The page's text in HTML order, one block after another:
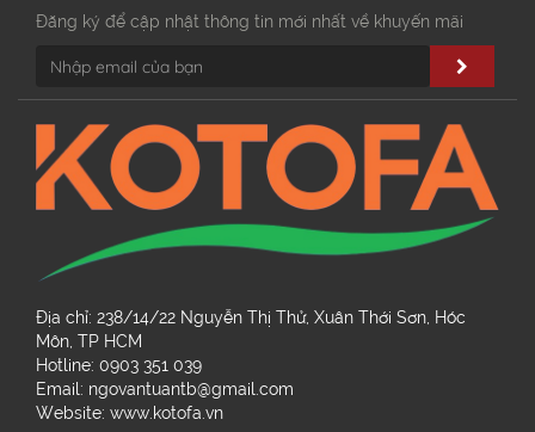
Đăng ký để cập nhật thông tin mới nhất về khuyến mãi
Địa chỉ: 238/14/22 Nguyễn Thị Thử, Xuân Thới Sơn, Hóc
Môn, TP HCM
Hotline: 0903 351 039
Email: ngovantuantb@gmail.com
Website: www.kotofa.vn